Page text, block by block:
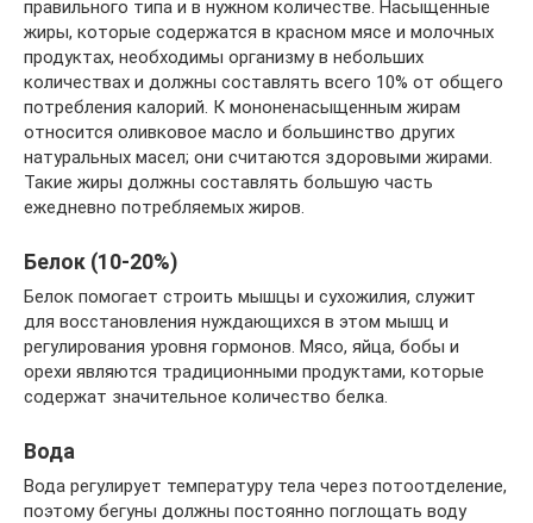
правильного типа и в нужном количестве. Насыщенные
жиры, которые содержатся в красном мясе и молочных
продуктах, необходимы организму в небольших
количествах и должны составлять всего 10% от общего
потребления калорий. К мононенасыщенным жирам
относится оливковое масло и большинство других
натуральных масел; они считаются здоровыми жирами.
Такие жиры должны составлять большую часть
ежедневно потребляемых жиров.
Белок (10-20%)
Белок помогает строить мышцы и сухожилия, служит
для восстановления нуждающихся в этом мышц и
регулирования уровня гормонов. Мясо, яйца, бобы и
орехи являются традиционными продуктами, которые
содержат значительное количество белка.
Вода
Вода регулирует температуру тела через потоотделение,
поэтому бегуны должны постоянно поглощать воду